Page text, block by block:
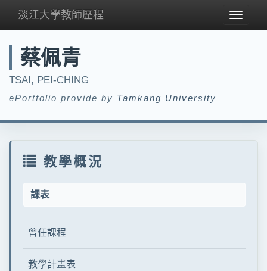
Toggle
淡江大學教師歷程
蔡佩青
TSAI, PEI-CHING
ePortfolio provide by Tamkang University
教學概況
課表
曾任課程
教學計畫表